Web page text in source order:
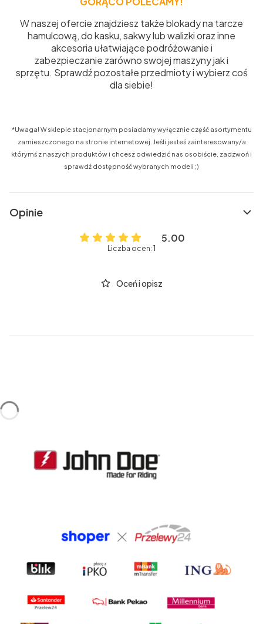
W naszej ofercie znajdziesz także blokady na tarcze
hamulcową, do kasku, sakwy lub walizki oraz inne
akcesoria ułatwiające podróżowanie i
zabezpieczanie zarówno swojej maszyny jak i
sprzętu. Sprawdź pozostałe przedmioty i wybierz coś
dla siebie!
*Uwaga! W sklepie stacjonarnym posiadamy wyłącznie część asortymentu
zamieszczonego na stronie internetowej. Jeśli jesteś zainteresowany/a
którymś z naszych produktów i chcesz odwiedzić nas osobiście, zadzwoń i
sprawdź dostępność wybranych modeli ;)
Opinie
5.00
Liczba ocen: 1
Oceń i opisz